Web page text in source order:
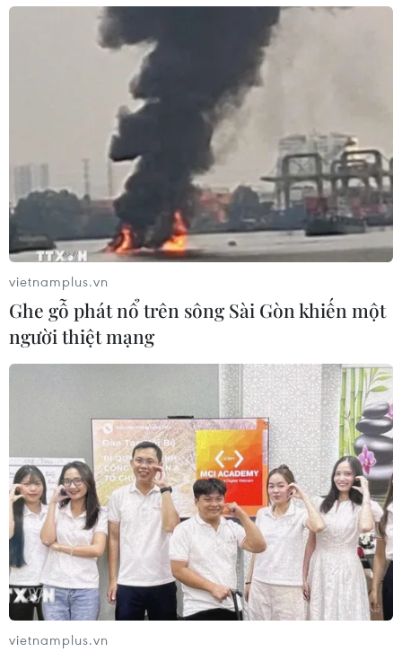
vietnamplus.vn
Ghe gỗ phát nổ trên sông Sài Gòn khiến một
người thiệt mạng
vietnamplus.vn